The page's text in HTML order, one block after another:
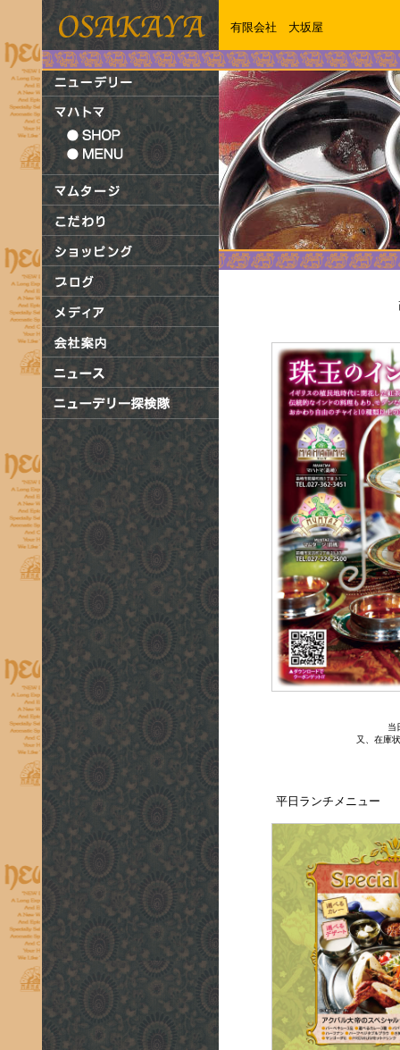
有限会社 大坂屋
当
又、在庫
平日ランチメニュー